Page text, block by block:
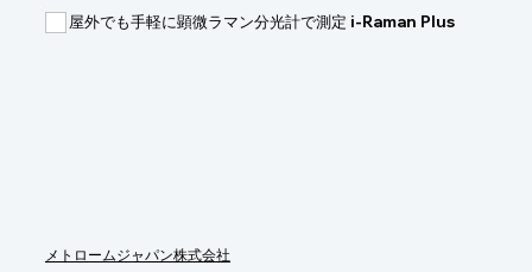
・地震活動データの統計解析
・堆積物や土壌の粒度分布解析
屋外でも手軽に顕微ラマン分光計で測定 i-Raman Plus
メトロームジャパン株式会社